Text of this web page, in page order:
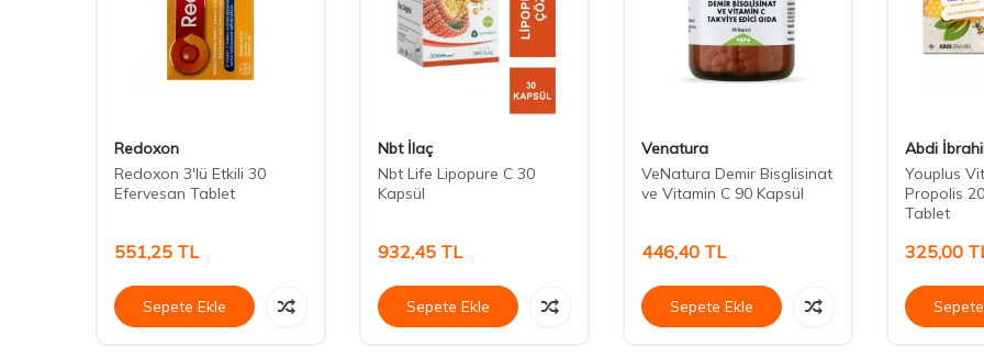
Redoxon
Redoxon 3'lü Etkili 30
Efervesan Tablet
551,25 TL
Sepete Ekle
Nbt İlaç
Nbt Life Lipopure C 30
Kapsül
932,45 TL
Sepete Ekle
Venatura
VeNatura Demir Bisglisinat
ve Vitamin C 90 Kapsül
446,40 TL
Sepete Ekle
Abdi
Youplus
Propolis
Tablet
325,00